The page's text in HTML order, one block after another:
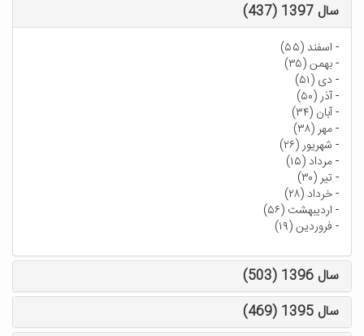
سال 1397 (437)
- اسفند (۵۵)
-بهمن (۳۵)
- دی (۵۱)
-آذر (۵۰)
-آبان (۳۴)
-مهر (۳۸)
- شهریور (۲۶)
-مرداد (۱۵)
-تیر (۳۰)
-خرداد (۲۸)
- اردیبهشت (۵۶)
- فروردین (۱۹)
سال 1396 (503)
سال 1395 (469)